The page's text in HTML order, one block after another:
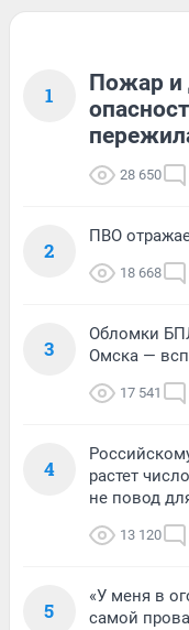
1
Пожар и
28 650
2
ПВО
18 668
3
Обломки
Омска —
17 541
4
растет
не повод
13 120
5
«У меня в
самой